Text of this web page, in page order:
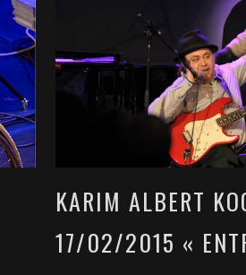
KARIM ALBERT
17/02/2015 «